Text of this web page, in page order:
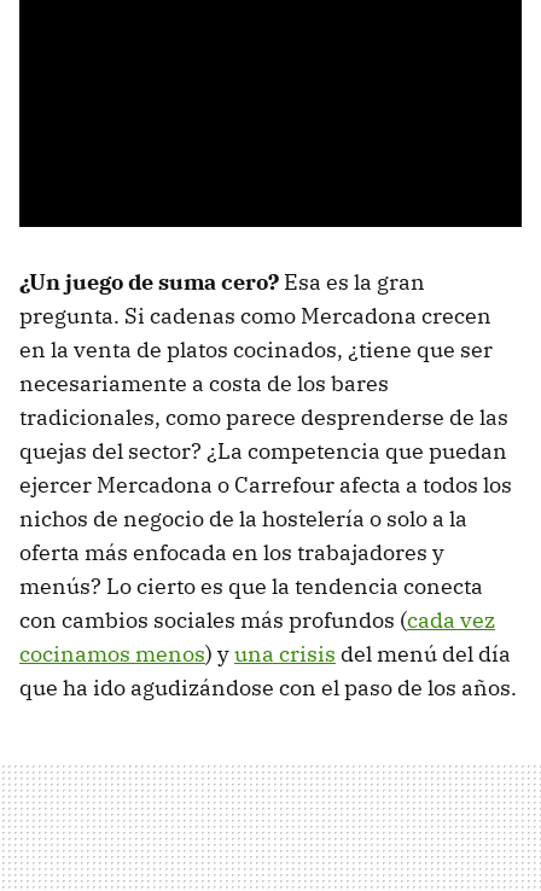
¿Un juego de suma cero? Esa es la gran
pregunta. Si cadenas como Mercadona crecen
en la venta de platos cocinados, ¿tiene que ser
necesariamente a costa de los bares
tradicionales, como parece desprenderse de las
quejas del sector? ¿La competencia que puedan
ejercer Mercadona o Carrefour afecta a todos los
nichos de negocio de la hostelería o solo a la
oferta más enfocada en los trabajadores y
menús? Lo cierto es que la tendencia conecta
con cambios sociales más profundos (cada vez
cocinamos menos) yuna crisis del menú del día
que ha ido agudizándose con el paso de los años.